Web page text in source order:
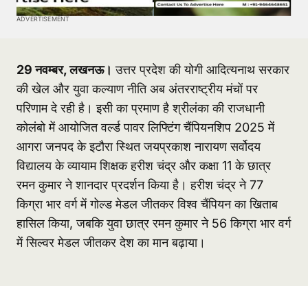
ADVERTISEMENT
29 नवम्बर, लखनऊ। उत्तर प्रदेश की योगी आदित्यनाथ सरकार
की खेल और युवा कल्याण नीति अब अंतरराष्ट्रीय मंचों पर
परिणाम दे रही है। इसी का प्रमाण है श्रीलंका की राजधानी
कोलंबो में आयोजित वर्ल्ड पावर लिफ्टिंग चैंपियनशिप 2025 में
आगरा जनपद के इटौरा स्थित जयप्रकाश नारायण सर्वोदय
विद्यालय के व्यायाम शिक्षक हरीश चंद्र और कक्षा 11 के छात्र
रमन कुमार ने शानदार प्रदर्शन किया है। हरीश चंद्र ने 77
किग्रा भार वर्ग में गोल्ड मेडल जीतकर विश्व चैंपियन का खिताब
हासिल किया, जबकि युवा छात्र रमन कुमार ने 56 किग्रा भार वर्ग
में सिल्वर मेडल जीतकर देश का मान बढ़ाया।